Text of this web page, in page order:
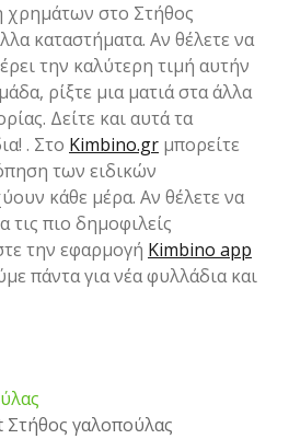
χρημάτων στο Στήθος
καταστήματα. Αν θέλετε να
την καλύτερη τιμή αυτήν
ρίξτε μια ματιά στα άλλα
Δείτε και αυτά τα
. Στο Kimbino.gr μπορείτε
των ειδικών
κάθε μέρα. Αν θέλετε να
τις πιο δημοφιλείς
την εφαρμογή Kimbino app
πάντα για νέα φυλλάδια και
γαλοπούλας